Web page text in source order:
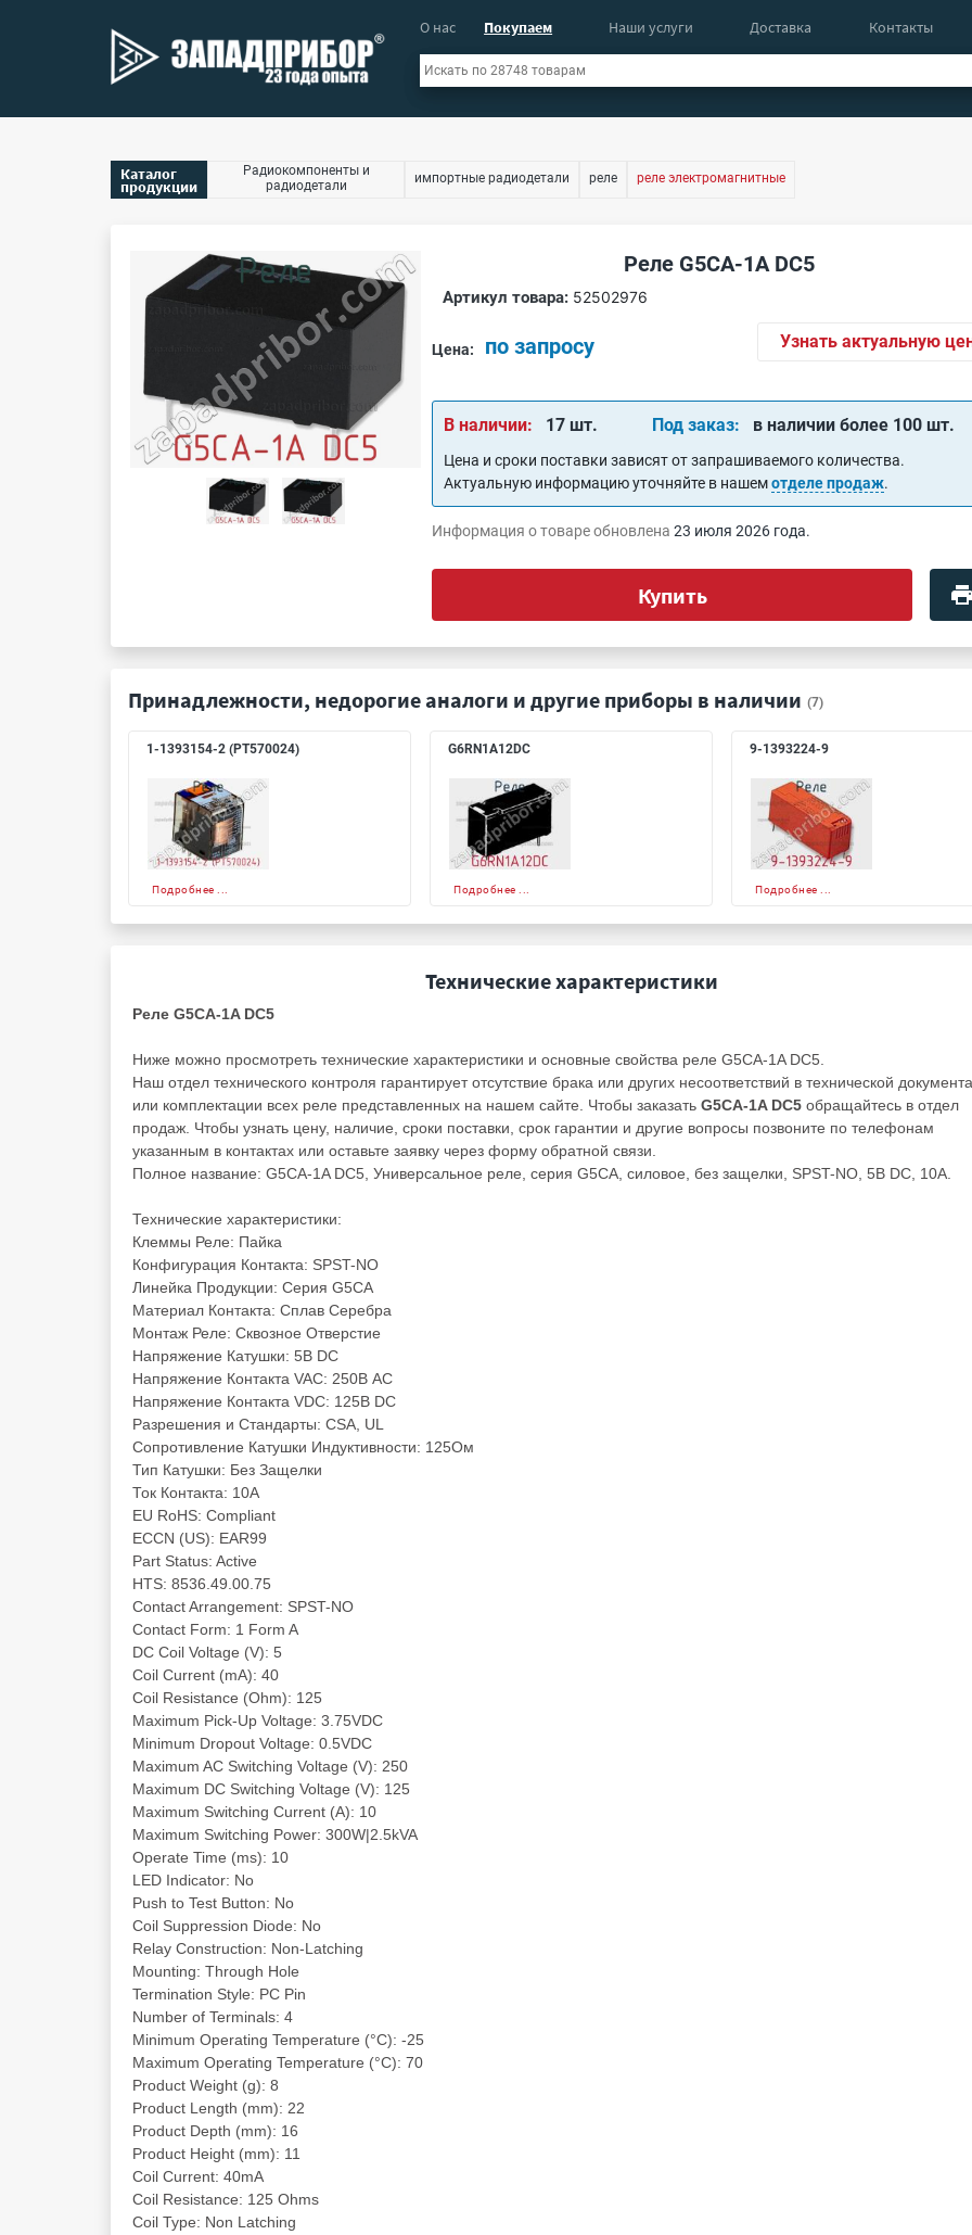
О нас Покупаем Наши услуги Доставка Контакты
Каталог
продукции
Радиокомпоненты и
радиодетали
импортные радиодетали реле реле электромагнитные
Реле G5CA-1A DC5
Артикул товара: 52502976
Цена: по запросу Узнать актуальную
В наличии: 17 шт. Под заказ: в наличии более 100 шт.
Цена и сроки поставки зависят от запрашиваемого количества.
Актуальную информацию уточняйте в нашемотделе продаж.
Информация о товаре обновлена23 июля 2026 года.
Купить
Принадлежности, недорогие аналоги и другие приборы в наличии (7)
1-1393154-2 (PT570024)
Подробнее ...
G6RN1A12DC
Подробнее ...
9-1393224-9
Подробнее ...
Технические характеристики
Реле G5CA-1A DC5
Ниже можно просмотреть технические характеристики и основные свойства реле G5CA-1A DC5.
Наш отдел технического контроля гарантирует отсутствие брака или других несоответствий в технической
или комплектации всех реле представленных на нашем сайте. Чтобы заказать G5CA-1A DC5 обращайтесь в отдел
продаж. Чтобы узнать цену, наличие, сроки поставки, срок гарантии и другие вопросы позвоните по телефонам
указанным в контактах или оставьте заявку через форму обратной связи.
Полное название: G5CA-1A DC5, Универсальное реле, серия G5CA, силовое, без защелки, SPST-NO, 5В DC, 10А.
Технические характеристики:
Клеммы Реле: Пайка
Конфигурация Контакта: SPST-NO
Линейка Продукции: Серия G5CA
Материал Контакта: Сплав Серебра
Монтаж Реле: Сквозное Отверстие
Напряжение Катушки: 5В DC
Напряжение Контакта VAC: 250В AC
Напряжение Контакта VDC: 125В DC
Разрешения и Стандарты: CSA, UL
Сопротивление Катушки Индуктивности: 125Ом
Тип Катушки: Без Защелки
Ток Контакта: 10А
EU RoHS: Compliant
ECCN (US): EAR99
Part Status: Active
HTS: 8536.49.00.75
Contact Arrangement: SPST-NO
Contact Form: 1 Form A
DC Coil Voltage (V): 5
Coil Current (mA): 40
Coil Resistance (Ohm): 125
Maximum Pick-Up Voltage: 3.75VDC
Minimum Dropout Voltage: 0.5VDC
Maximum AC Switching Voltage (V): 250
Maximum DC Switching Voltage (V): 125
Maximum Switching Current (A): 10
Maximum Switching Power: 300W|2.5kVA
Operate Time (ms): 10
LED Indicator: No
Push to Test Button: No
Coil Suppression Diode: No
Relay Construction: Non-Latching
Mounting: Through Hole
Termination Style: PC Pin
Number of Terminals: 4
Minimum Operating Temperature (°C): -25
Maximum Operating Temperature (°C): 70
Product Weight (g): 8
Product Length (mm): 22
Product Depth (mm): 16
Product Height (mm): 11
Coil Current: 40mA
Coil Resistance: 125 Ohms
Coil Type: Non Latching